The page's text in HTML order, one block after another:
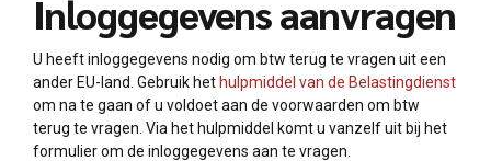
Inloggegevens aanvragen
U heeft inloggegevens nodig om btw terug te vragen uit een
ander EU-land. Gebruik het hulpmiddel van de Belastingdienst
om na te gaan of u voldoet aan de voorwaarden om btw
terug te vragen. Via het hulpmiddel komt u vanzelf uit bij het
formulier om de inloggegevens aan te vragen.